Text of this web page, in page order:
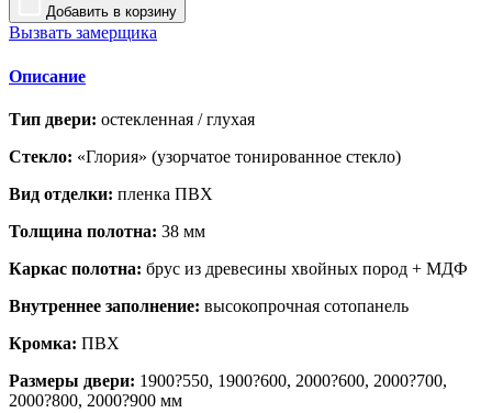
Добавить в корзину
Вызвать замерщика
Описание
Тип двери: остекленная / глухая
Стекло: «Глория» (узорчатое тонированное стекло)
Вид отделки: пленка ПВХ
Толщина полотна: 38 мм
Каркас полотна: брус из древесины хвойных пород + МДФ
Внутреннее заполнение: высокопрочная сотопанель
Кромка: ПВХ
Размеры двери: 1900?550, 1900?600, 2000?600, 2000?700,
2000?800, 2000?900 мм